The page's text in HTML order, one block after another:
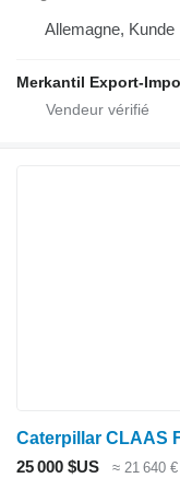
Allemagne, Kunde
Merkantil Export-
Caterpillar CLAAS
25 000 $US
≈ 21 640 €